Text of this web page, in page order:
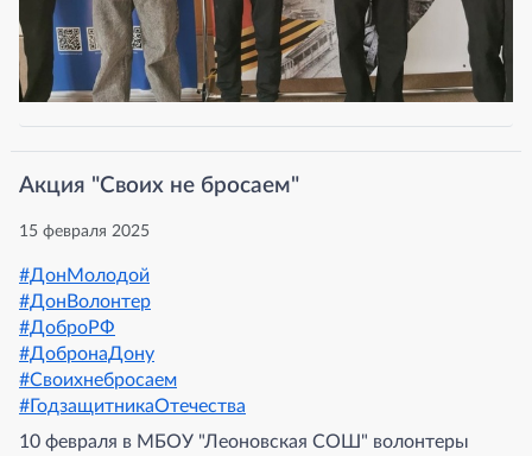
Акция "Своих не бросаем"
15 февраля 2025
#ДонМолодой
#ДонВолонтер
#ДоброРФ
#ДобронаДону
#Своихнебросаем
#ГодзащитникаОтечества
10 февраля в МБОУ "Леоновская СОШ" волонтеры